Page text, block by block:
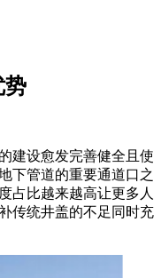
势
建设愈发完善健全且使
下管道的重要通道口之
占比越来越高让更多人
传统井盖的不足同时充